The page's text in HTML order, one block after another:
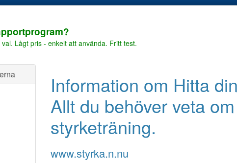
Lågt pris - enkelt att använda. Fritt test.
Information om Hitta
Allt du behöver veta om
styrketräning.
www.styrka.n.nu